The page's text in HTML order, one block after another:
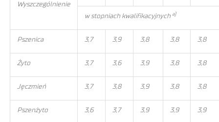
Wyszczególnienie
w stopniach kwalifikacyjnych a)
Pszenica 3,7 3,9 3,8 3,8 3,8
Żyto 3,7 3,6 3,9 3,8 3,8
Jęczmień 3,7 3,8 3,9 3,8 3,8
Pszenżyto 3,6 3,7 3,9 3,9 3,9